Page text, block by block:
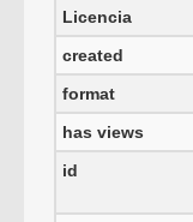
Licencia
created
format
has views
id